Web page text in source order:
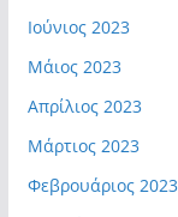
Ιούνιος 2023
Μάιος 2023
Απρίλιος 2023
Μάρτιος 2023
Φεβρουάριος 2023